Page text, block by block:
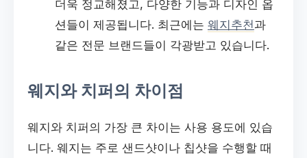
더욱 정교해졌고, 다양한 기능과 디자인 옵
션들이 제공됩니다. 최근에는 웨지추천과
같은 전문 브랜드들이 각광받고 있습니다.
웨지와 치퍼의 차이점
웨지와 치퍼의 가장 큰 차이는 사용 용도에 있습
니다. 웨지는 주로 샌드샷이나 칩샷을 수행할 때